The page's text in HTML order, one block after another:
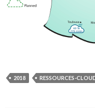
2018 RESSOURCES-